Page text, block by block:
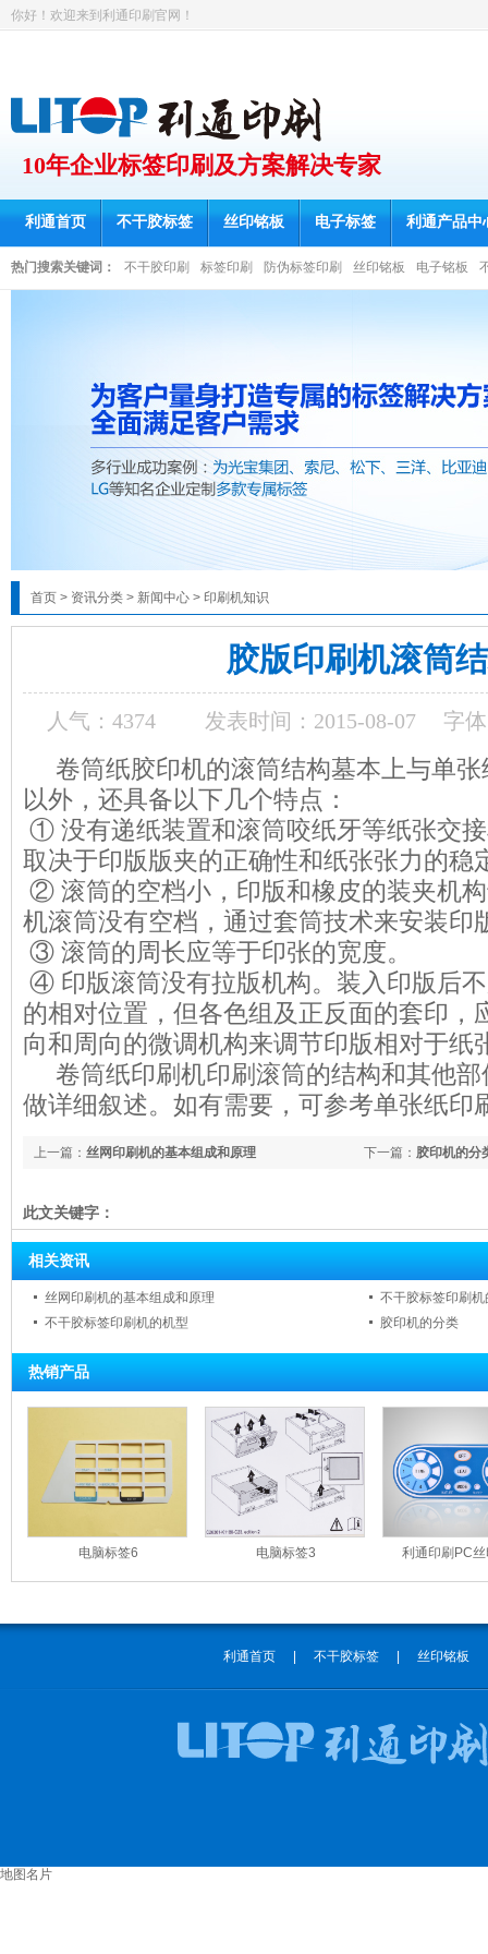
你好！欢迎来到利通印刷官网！
10年企业标签印刷及方案解决专家
利通首页 不干胶标签 丝印铭板 电子标签 利通产品中
热门搜索关键词： 不干胶印刷 标签印刷 防伪标签印刷 丝印铭板 电子铭板
首页 > 资讯分类 > 新闻中心 > 印刷机知识
胶版印刷机滚筒
人气： 4374 发表时间：2015-08-07 字
卷筒纸胶印机的滚筒结构墓本上与单张
以外，还具备以下几个特点：
① 没有递纸装置和滚筒咬纸牙等纸张交
取决于印版版夹的正确性和纸张张力的稳
② 滚筒的空档小，印版和橡皮的装夹机
机滚筒没有空档，通过套筒技术来安装印
③ 滚筒的周长应等于印张的宽度。
④ 印版滚筒没有拉版机构。装入印版后
的相对位置，但各色组及正反面的套印，
向和周向的微调机构来调节印版相对于纸
卷筒纸印刷机印刷滚筒的结构和其他部
做详细叙述。如有需要，可参考单张纸印
下一篇： 胶印机的分
上一篇： 丝网印刷机的基本组成和原理
此文关键字：
相关资讯
丝网印刷机的基本组成和原理
不干胶标签印刷
不干胶标签印刷机的机型
胶印机的分类
热销产品
电脑标签6 电脑标签3 利通印刷PC
利通首页 不干胶标签 丝印铭板
地图名片